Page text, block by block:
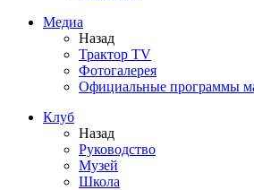
Медиа
Назад
Трактор TV
Фотогалерея
Официальные программы
Клуб
Назад
Руководство
Музей
Школа